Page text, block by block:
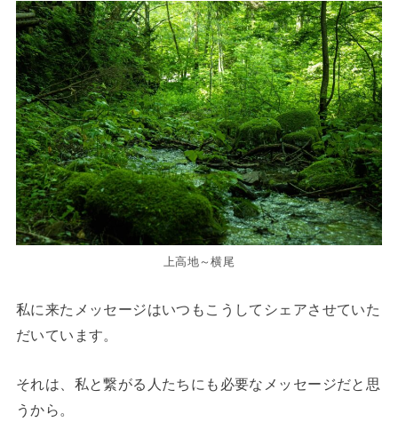
上高地～横尾
私に来たメッセージはいつもこうしてシェアさせていた
だいています。
それは、私と繋がる人たちにも必要なメッセージだと思
うから。